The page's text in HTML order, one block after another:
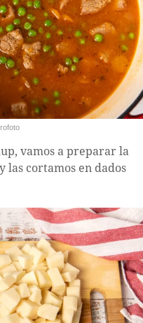
vamos a preparar la
las cortamos en dados